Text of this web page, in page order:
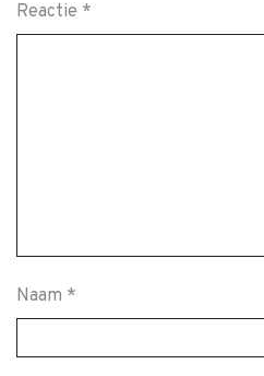
Reactie *
Naam *